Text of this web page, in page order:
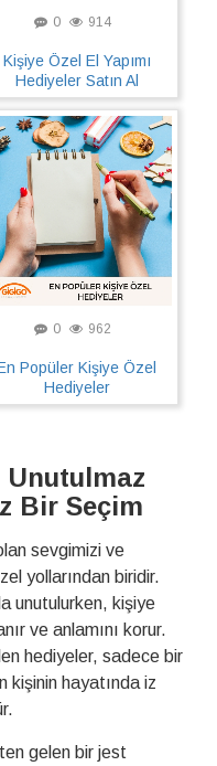
0 914
Kişiye Özel El Yapımı
Hediyeler Satın Al
0 962
Popüler Kişiye Özel
Hediyeler
Unutulmaz
Bir Seçim
sevgimizi ve
yollarından biridir.
unutulurken, kişiye
ve anlamını korur.
hediyeler, sadece bir
kişinin hayatında iz
gelen bir jest